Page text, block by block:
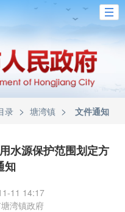
录 > 塘湾镇 > 文件通知
水源保护范围划定方
知
11 14:17
湾镇政府